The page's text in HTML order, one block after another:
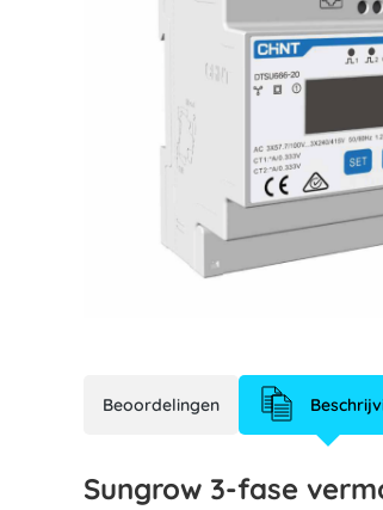
Beoordelingen
Sungrow 3-fase